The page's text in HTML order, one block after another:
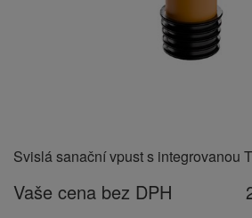
Svislá sanační vpust s integrovanou
Vaše cena bez DPH